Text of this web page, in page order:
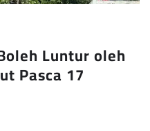
Luntur oleh
Pasca 17